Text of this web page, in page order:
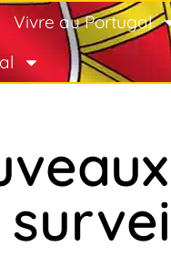
Vivre au Portugal